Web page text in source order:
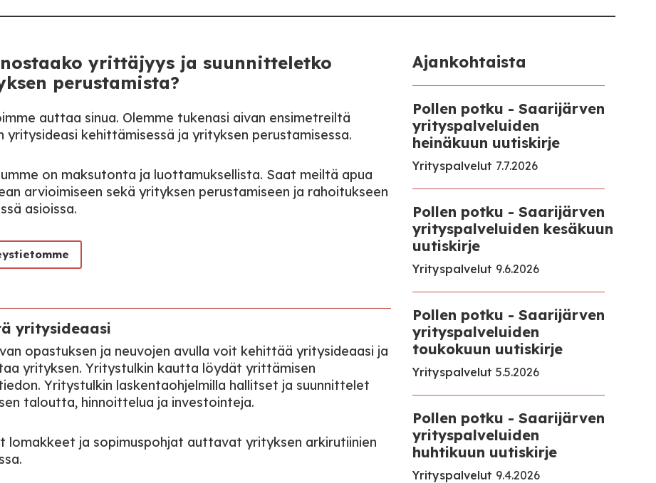
yrittäjyys ja suunnitteletko
perustamista?
auttaa sinua. Olemme tukenasi aivan ensimetreiltä
yritysideasi kehittämisessä ja yrityksen perustamisessa.
on maksutonta ja luottamuksellista. Saat meiltä apua
arvioimiseen sekä yrityksen perustamiseen ja rahoitukseen
asioissa.
yritysideaasi
opastuksen ja neuvojen avulla voit kehittää yritysideaasi ja
yrityksen. Yritystulkin kautta löydät yrittämisen
Yritystulkin laskentaohjelmilla hallitset ja suunnittelet
taloutta, hinnoittelua ja investointeja.
lomakkeet ja sopimuspohjat auttavat yrityksen arkirutiinien
Ajankohtaista
Pollen potku - Saarijärven
yrityspalveluiden
heinäkuun uutiskirje
Yrityspalvelut 7.7.2026
Pollen potku - Saarijärven
yrityspalveluiden kesäkuun
uutiskirje
Yrityspalvelut 9.6.2026
Pollen potku - Saarijärven
yrityspalveluiden
toukokuun uutiskirje
Yrityspalvelut 5.5.2026
Pollen potku - Saarijärven
yrityspalveluiden
huhtikuun uutiskirje
Yrityspalvelut 9.4.2026